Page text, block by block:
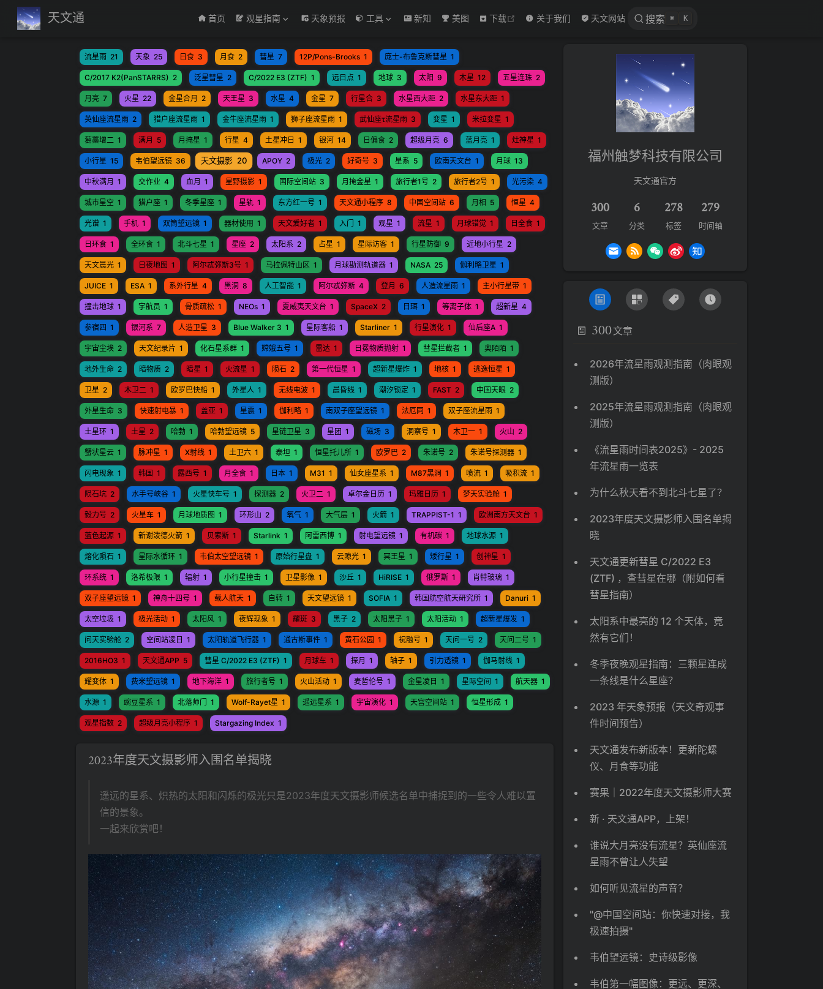
跳至主要內容
天文通 首页 观星指南 天象预报 工具 新知 美图 下载 open in new window
关于我们 天文网站 搜索 ⌘ K
流星雨 21 天象 25 日食 3 月食 2 彗星 7 12P/Pons-Brooks 1 庞士-布鲁克斯彗星 1
C/2017 K2(PanSTARRS) 2 泛星彗星 2 C/2022 E3 (ZTF) 1 远日点 1 地球 3 太阳 9 木星 12 五星连珠 2
月亮 7 火星 22 金星合月 2 天王星 3 水星 4 金星 7 行星合 3 水星西大距 2 水星东大距 1
英仙座流星雨 2 猎户座流星雨 1 金牛座流星雨 1 狮子座流星雨 1 武仙座τ流星雨 3 变星 1 米拉变星 1
蒭藁增二 1 满月 5 月掩星 1 行星 4 土星冲日 1 银河 14 日偏食 2 超级月亮 6 蓝月亮 1 灶神星 1
小行星 15 韦伯望远镜 36 天文摄影 20 APOY 2 极光 2 好奇号 3 星系 5 欧南天文台 1 月球 13
中秋满月 1 交作业 4 血月 1 星野摄影 1 国际空间站 3 月掩金星 1 旅行者1号 2 旅行者2号 1 光污染 4
城市星空 1 猎户座 1 冬季星座 1 星轨 1 东方红一号 1 天文通小程序 8 中国空间站 6 月相 5 恒星 4
光谱 1 手机 1 双筒望远镜 1 器材使用 1 天文爱好者 1 入门 1 观星 1 流星 1 月球错觉 1 日全食 1
日环食 1 全环食 1 北斗七星 1 星座 2 太阳系 2 占星 1 星际访客 1 行星防御 9 近地小行星 2
天文晨光 1 日夜地图 1 阿尔忒弥斯3号 1 马拉佩特山区 1 月球勘测轨道器 1 NASA 25 伽利略卫星 1
JUICE 1 ESA 1 系外行星 4 黑洞 8 人工智能 1 阿尔忒弥斯 4 登月 6 人造流星雨 1 主小行星带 1
撞击地球 1 宇航员 1 骨质疏松 1 NEOs 1 夏威夷天文台 1 SpaceX 2 日珥 1 等离子体 1 超新星 4
参宿四 1 银河系 7 人造卫星 3 Blue Walker 3 1 星际客船 1 Starliner 1 行星演化 1 仙后座A 1
宇宙尘埃 2 天文纪录片 1 化石星系群 1 嫦娥五号 1 雷达 1 日冕物质抛射 1 彗星拦截者 1 奥陌陌 1
地外生命 2 暗物质 2 暗星 1 火流星 1 陨石 2 第一代恒星 1 超新星爆炸 1 地核 1 逃逸恒星 1
卫星 2 木卫二 1 欧罗巴快船 1 外星人 1 无线电波 1 晨昏线 1 潮汐锁定 1 FAST 2 中国天眼 2
外星生命 3 快速射电暴 1 盖亚 1 星震 1 伽利略 1 南双子座望远镜 1 法厄同 1 双子座流星雨 1
土星环 1 土星 2 哈勃 1 哈勃望远镜 5 星链卫星 3 星团 1 磁场 3 洞察号 1 木卫一 1 火山 2
蟹状星云 1 脉冲星 1 X射线 1 土卫六 1 泰坦 1 恒星托儿所 1 欧罗巴 2 朱诺号 2 朱诺号探测器 1
闪电现象 1 韩国 1 露西号 1 月全食 1 日本 1 M31 1 仙女座星系 1 M87黑洞 1 喷流 1 吸积流 1
陨石坑 2 水手号峡谷 1 火星快车号 1 探测器 2 火卫二 1 卓尔金日历 1 玛雅日历 1 梦天实验舱 1
毅力号 2 火星车 1 月球地质图 1 环形山 2 氧气 1 大气层 1 火箭 1 TRAPPIST-1 1 欧洲南方天文台 1
蓝色起源 1 新谢泼德火箭 1 贝索斯 1 Starlink 1 阿雷西博 1 射电望远镜 1 有机碳 1 地球水源 1
熔化陨石 1 星际水循环 1 韦伯太空望远镜 1 原始行星盘 1 云隙光 1 冥王星 1 矮行星 1 创神星 1
环系统 1 洛希极限 1 辐射 1 小行星撞击 1 卫星影像 1 沙丘 1 HiRISE 1 俄罗斯 1 肖特玻璃 1
双子座望远镜 1 神舟十四号 1 载人航天 1 自转 1 天文望远镜 1 SOFIA 1 韩国航空航天研究所 1 Danuri 1
太空垃圾 1 极光活动 1 太阳风 1 夜辉现象 1 耀斑 3 黑子 2 太阳黑子 1 太阳活动 1 超新星爆发 1
问天实验舱 2 空间站凌日 1 太阳轨道飞行器 1 通古斯事件 1 黄石公园 1 祝融号 1 天问一号 2 天问二号 1
2016HO3 1 天文通APP 5 彗星 C/2022 E3 (ZTF) 1 月球车 1 探月 1 轴子 1 引力透镜 1 伽马射线 1
耀变体 1 费米望远镜 1 地下海洋 1 旅行者号 1 火山活动 1 麦哲伦号 1 金星凌日 1 星际空间 1 航天器 1
水源 1 豌豆星系 1 北落师门 1 Wolf-Rayet星 1 遥远星系 1 宇宙演化 1 天宫空间站 1 恒星形成 1
观星指数 2 超级月亮小程序 1 Stargazing Index 1
2023年度天文摄影师入围名单揭晓
遥远的星系、炽热的太阳和闪烁的极光只是2023年度天文摄影师候选名单中捕捉到的一些令人难以置
信的景象。
一起来欣赏吧！
福州触梦科技有限公司
天文通官方
300
文章
6
分类
278
标签
279
时间轴
300文章
2026年流星雨观测指南（肉眼观
测版）
2025年流星雨观测指南（肉眼观
测版）
《流星雨时间表2025》- 2025
年流星雨一览表
为什么秋天看不到北斗七星了？
2023年度天文摄影师入围名单揭
晓
天文通更新彗星 C/2022 E3
(ZTF) ，查彗星在哪（附如何看
彗星指南）
太阳系中最亮的 12 个天体，竟
然有它们！
冬季夜晚观星指南：三颗星连成
一条线是什么星座？
2023 年天象预报（天文奇观事
件时间预告）
天文通发布新版本！更新陀螺
仪、月食等功能
赛果｜2022年度天文摄影师大赛
新 · 天文通APP，上架！
谁说大月亮没有流星？英仙座流
星雨不曾让人失望
如何听见流星的声音？
"@中国空间站：你快速对接，我
极速拍摄"
韦伯望远镜：史诗级影像
韦伯第一幅图像：更远、更深、